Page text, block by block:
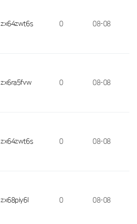
zx64zwt6s 0 08-08
zx6ra5fvw 0 08-08
zx64zwt6s 0 08-08
zx68piy6l 0 08-08